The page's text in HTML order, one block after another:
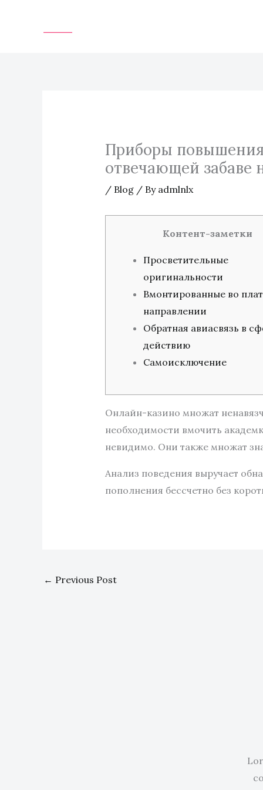
Приборы
отвечающей
/ Blog/ By admlnlx
Контент-заметки
Просветительные
оригинальности
Вмонтированные во
направлении
Обратная авиасвязь в
действию
Самоисключение
Онлайн-казино множат
необходимости вмочить
невидимо. Они также множат
Анализ поведения выручает
пополнения бессчетно без
← Previous Post